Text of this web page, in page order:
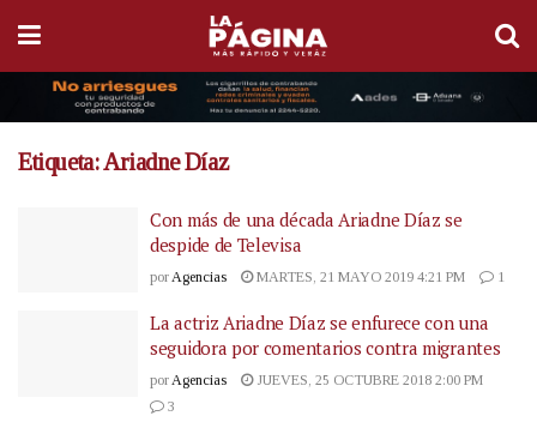
Etiqueta:Ariadne Díaz
Con más de una década Ariadne Díaz se
despide de Televisa
por Agencias MARTES, 21 MAYO 2019 4:21 PM 1
La actriz Ariadne Díaz se enfurece con una
seguidora por comentarios contra migrantes
porAgencias
JUEVES, 25 OCTUBRE 2018 2:00 PM
3